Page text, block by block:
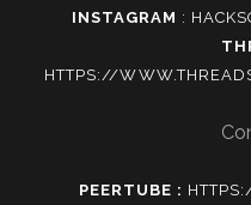
INSTAGRAM :
HTTPS://
PEERTUBE :